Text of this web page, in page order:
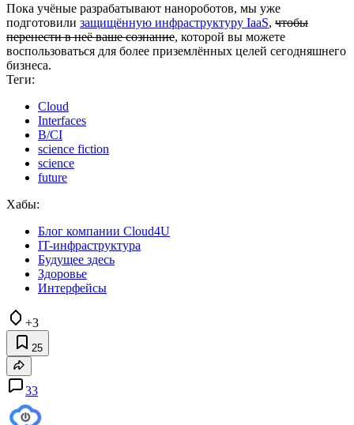
Пока учёные разрабатывают нанороботов, мы уже
подготовили защищённую инфраструктуру IaaS, чтобы
перенести в неё ваше сознание, которой вы можете
воспользоваться для более приземлённых целей сегодняшнего
бизнеса.
Теги:
Cloud
Interfaces
B/CI
science fiction
science
future
Хабы:
Блог компании Cloud4U
IT-инфраструктура
Будущее здесь
Здоровье
Интерфейсы
+3
25
33